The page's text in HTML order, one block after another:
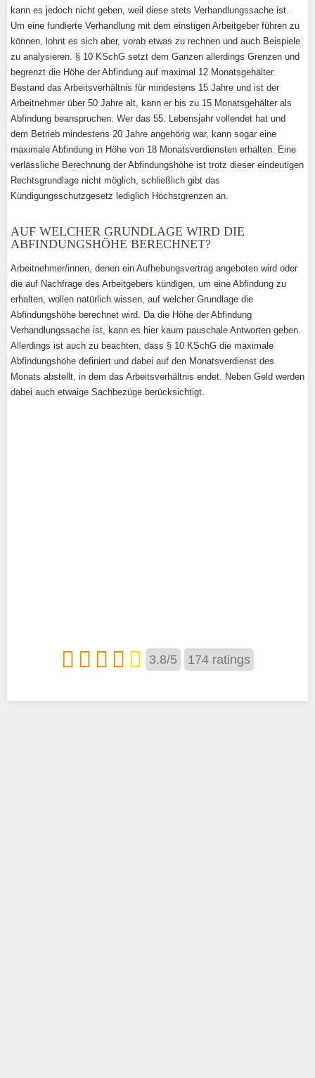
kann es jedoch nicht geben, weil diese stets Verhandlungssache ist.
Um eine fundierte Verhandlung mit dem einstigen Arbeitgeber führen zu
können, lohnt es sich aber, vorab etwas zu rechnen und auch Beispiele
zu analysieren. § 10 KSchG setzt dem Ganzen allerdings Grenzen und
begrenzt die Höhe der Abfindung auf maximal 12 Monatsgehälter.
Bestand das Arbeitsverhältnis für mindestens 15 Jahre und ist der
Arbeitnehmer über 50 Jahre alt, kann er bis zu 15 Monatsgehälter als
Abfindung beanspruchen. Wer das 55. Lebensjahr vollendet hat und
dem Betrieb mindestens 20 Jahre angehörig war, kann sogar eine
maximale Abfindung in Höhe von 18 Monatsverdiensten erhalten. Eine
verlässliche Berechnung der Abfindungshöhe ist trotz dieser eindeutigen
Rechtsgrundlage nicht möglich, schließlich gibt das
Kündigungsschutzgesetz lediglich Höchstgrenzen an.
AUF WELCHER GRUNDLAGE WIRD DIE
ABFINDUNGSHÖHE BERECHNET?
Arbeitnehmer/innen, denen ein Aufhebungsvertrag angeboten wird oder
die auf Nachfrage des Arbeitgebers kündigen, um eine Abfindung zu
erhalten, wollen natürlich wissen, auf welcher Grundlage die
Abfindungshöhe berechnet wird. Da die Höhe der Abfindung
Verhandlungssache ist, kann es hier kaum pauschale Antworten geben.
Allerdings ist auch zu beachten, dass § 10 KSchG die maximale
Abfindungshöhe definiert und dabei auf den Monatsverdienst des
Monats abstellt, in dem das Arbeitsverhältnis endet. Neben Geld werden
dabei auch etwaige Sachbezüge berücksichtigt.
3.8/5 174 ratings